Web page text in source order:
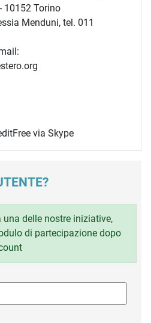
10152 Torino
Menduni, tel. 011
Free via Skype
una delle nostre iniziative,
di partecipazione dopo